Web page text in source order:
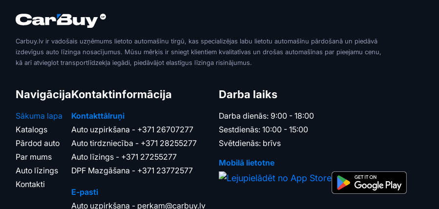
Carbuy.lv ir vadošais uzņēmums lietoto automašīnu tirgū, kas specializējas labu lietotu automašīnu pārdošanā un piedāvā
izdevīgus auto līzinga nosacījumus. Mūsu mērķis ir sniegt klientiem kvalitatīvas un drošas automašīnas par pieejamu cenu,
kā arī atvieglot transportlīdzekļa iegādi, piedāvājot elastīgus līzinga risinājumus.
Navigācija
Sākuma lapa
Katalogs
Pārdod auto
Par mums
Auto līzings
Kontakti
Kontaktinformācija
Kontakttālruņi
Auto uzpirkšana - +371 26707277
Auto tirdzniecība - +371 28255277
Auto līzings - +371 27255277
DPF Mazgāšana - +371 23772577
E-pasti
Auto uzpirkšana - perkam@carbuy.lv
Darba laiks
Darba dienās: 9:00 - 18:00
Sestdienās: 10:00 - 15:00
Svētdienās: brīvs
Mobilā lietotne